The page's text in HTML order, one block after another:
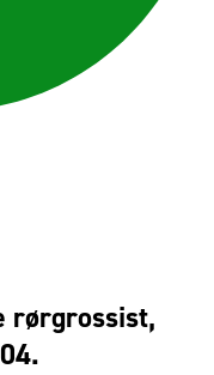
rørgrossist,